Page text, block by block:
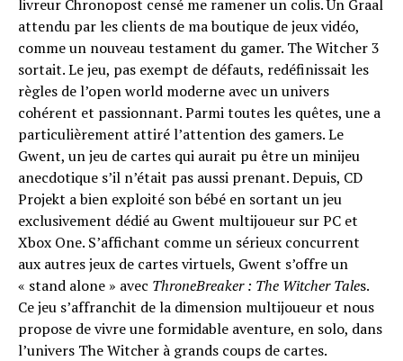
livreur Chronopost censé me ramener un colis. Un Graal
attendu par les clients de ma boutique de jeux vidéo,
comme un nouveau testament du gamer. The Witcher 3
sortait. Le jeu, pas exempt de défauts, redéfinissait les
règles de l’open world moderne avec un univers
cohérent et passionnant. Parmi toutes les quêtes, une a
particulièrement attiré l’attention des gamers. Le
Gwent, un jeu de cartes qui aurait pu être un minijeu
anecdotique s’il n’était pas aussi prenant. Depuis, CD
Projekt a bien exploité son bébé en sortant un jeu
exclusivement dédié au Gwent multijoueur sur PC et
Xbox One. S’affichant comme un sérieux concurrent
aux autres jeux de cartes virtuels, Gwent s’offre un
« stand alone » avec ThroneBreaker : The Witcher Tales.
Ce jeu s’affranchit de la dimension multijoueur et nous
propose de vivre une formidable aventure, en solo, dans
l’univers The Witcher à grands coups de cartes.